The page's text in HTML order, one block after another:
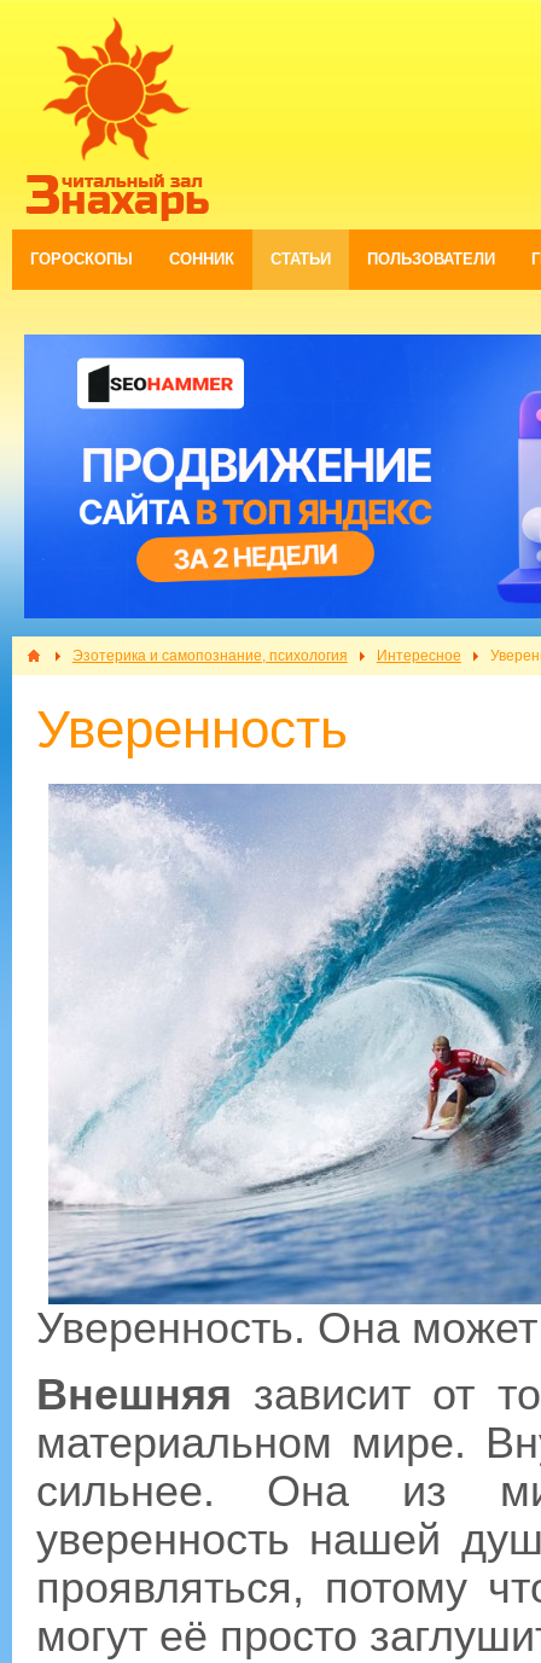
ГОРОСКОПЫ СОННИК СТАТЬИ ПОЛЬЗОВАТЕЛИ
Эзотерика и самопознание, психология Интересное
Уверенность
Уверенность. Она
Внешняя зависит от
материальном мире.
сильнее. Она из
уверенность нашей
проявляться, потому
могут её просто